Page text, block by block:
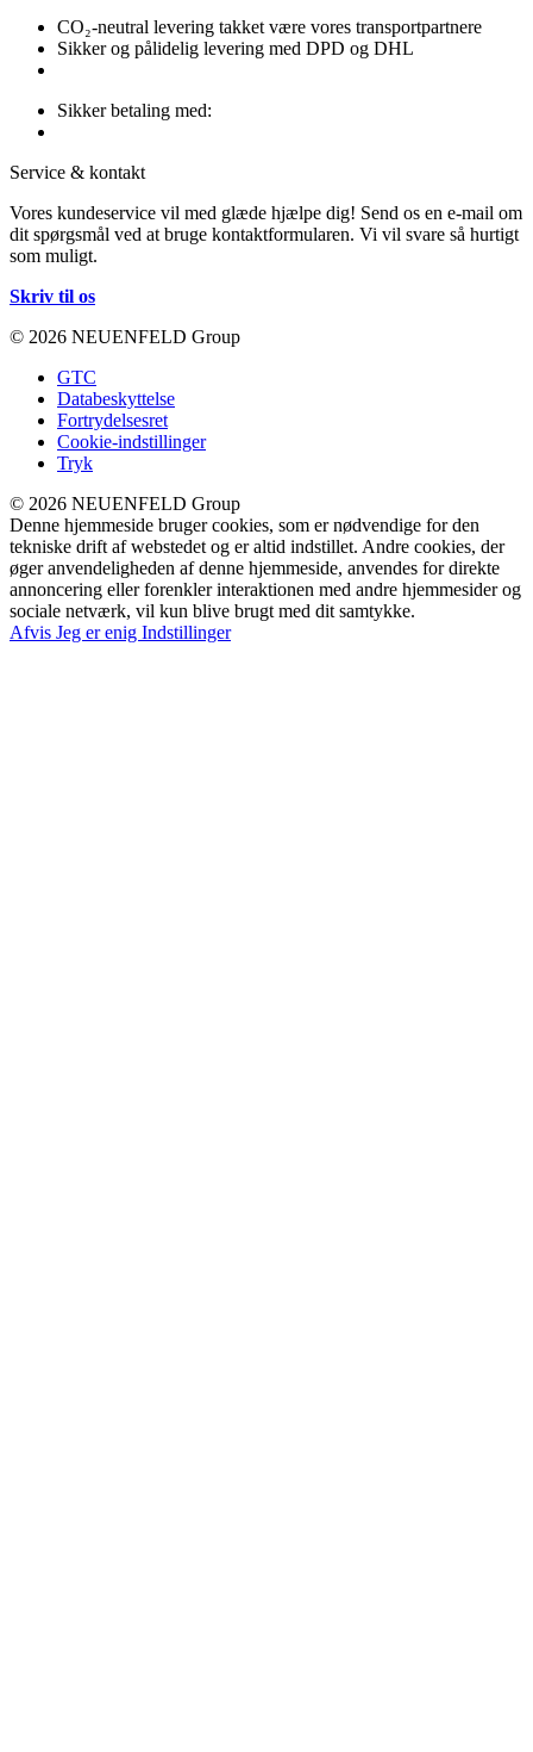
CO₂-neutral levering takket være vores transportpartnere
Sikker og pålidelig levering med DPD og DHL
Sikker betaling med:
Service & kontakt
Vores kundeservice vil med glæde hjælpe dig! Send os en e-mail om
dit spørgsmål ved at bruge kontaktformularen. Vi vil svare så hurtigt
som muligt.
Skriv til os
© 2026 NEUENFELD Group
GTC
Databeskyttelse
Fortrydelsesret
Cookie-indstillinger
Tryk
© 2026 NEUENFELD Group
Denne hjemmeside bruger cookies, som er nødvendige for den
tekniske drift af webstedet og er altid indstillet. Andre cookies, der
øger anvendeligheden af denne hjemmeside, anvendes for direkte
annoncering eller forenkler interaktionen med andre hjemmesider og
sociale netværk, vil kun blive brugt med dit samtykke.
Afvis Jeg er enig Indstillinger